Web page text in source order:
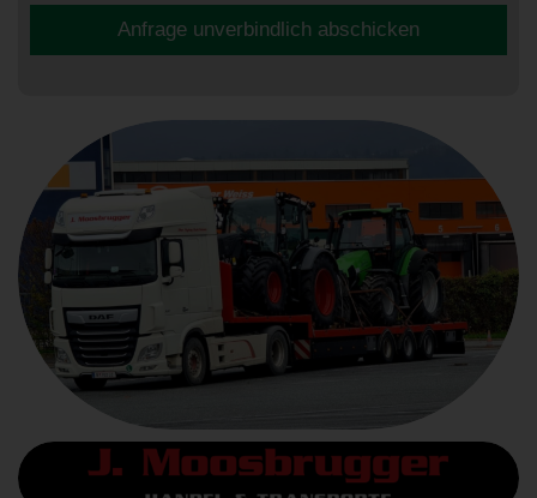
Anfrage unverbindlich abschicken